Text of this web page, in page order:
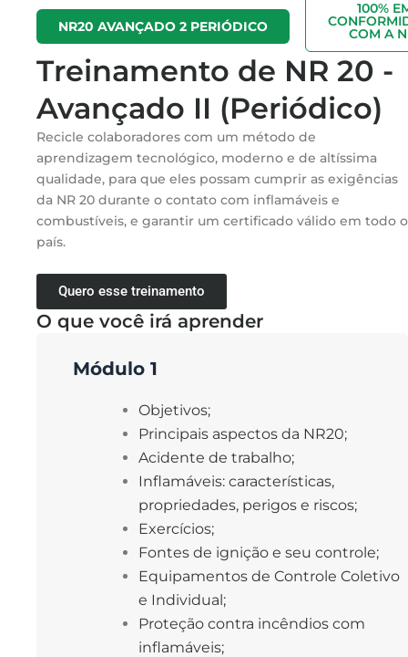
NR20 AVANÇADO 2 PERIÓDICO
100%
COM A
Treinamento de NR 20 -
Avançado II (Periódico)
Recicle colaboradores com um método de
aprendizagem tecnológico, moderno e de altíssima
qualidade, para que eles possam cumprir as exigências
da NR 20 durante o contato com inflamáveis e
combustíveis, e garantir um certificado válido em todo o
país.
Quero esse treinamento
O que você irá aprender
Módulo 1
Objetivos;
Principais aspectos da NR20;
Acidente de trabalho;
Inflamáveis: características,
propriedades, perigos e riscos;
Exercícios;
Fontes de ignição e seu controle;
Equipamentos de Controle Coletivo
e Individual;
Proteção contra incêndios com
inflamáveis;